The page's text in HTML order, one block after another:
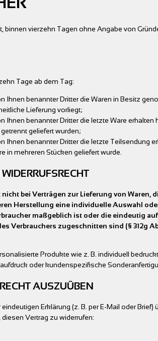
binnen vierzehn Tagen ohne Angabe von
Tage ab dem Tag:
Ihnen benannter Dritter die Waren in Besitz
Lieferung vorliegt;
Ihnen benannter Dritter die letzte Ware erhalten
geliefert wurden;
Ihnen benannter Dritter die letzte Teilsendung
in mehreren Stücken geliefert wurde.
bei Verträgen zur Lieferung von Waren,
Herstellung eine individuelle Auswahl
maßgeblich ist oder die eindeutig
Verbrauchers zugeschnitten sind (§ 312g
Produkte wie z. B. individuell
oder kundenspezifische
AUSZUÜBEN
Erklärung (z. B. per E-Mail oder Brief)
Vertrag zu widerrufen: